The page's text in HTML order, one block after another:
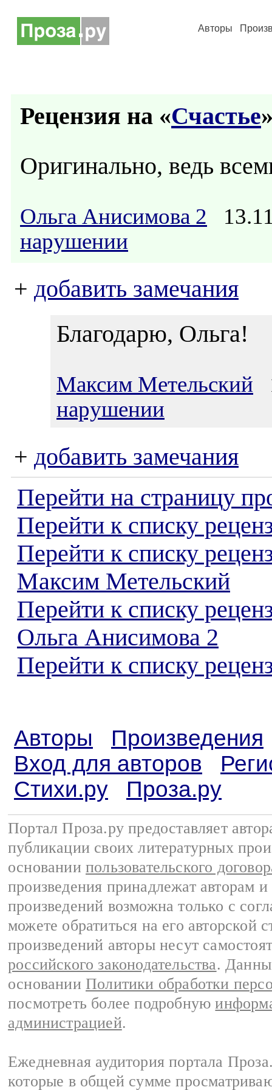
Авторы
Рецензия на «Счастье
Оригинально, ведь
Ольга Анисимова 2
нарушении
+ добавить замечания
Благодарю, Ольга!
Максим Метельский
нарушении
+ добавить замечания
Перейти на страницу
Перейти к списку
Перейти к списку
Максим Метельский
Перейти к списку
Ольга Анисимова 2
Перейти к списку
Авторы
Произведения
Вход для авторов
Стихи.ру
Проза.ру
Портал Проза.ру предоставляет
публикации своих литературных
основании пользовательского
произведения принадлежат авторам
произведений возможна только с
можете обратиться на его авторской
произведений авторы несут
российского законодательства.
основании Политики обработки
посмотреть более подробную
администрацией.
Ежедневная аудитория портала
которые в общей сумме